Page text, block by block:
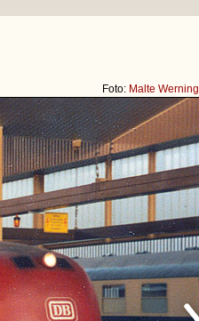
Foto: Malte Werning